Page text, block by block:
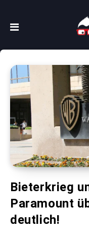
Bieterkrieg
Paramount
deutlich!